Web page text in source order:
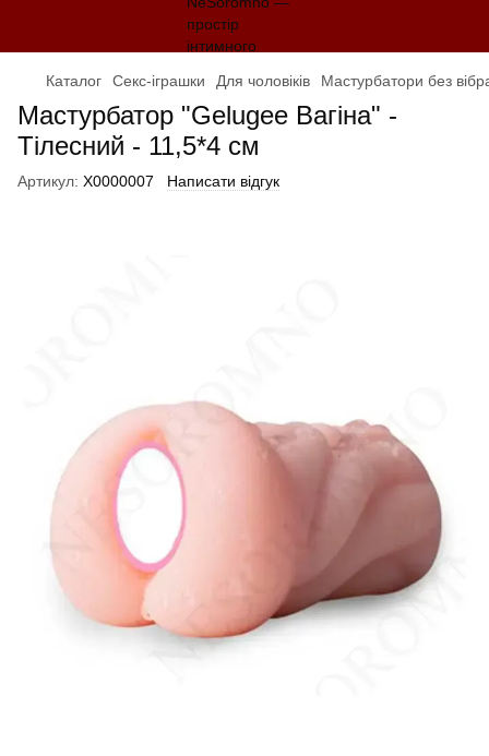
Каталог Секс-іграшки Для чоловіків Мастурбатори без
Мастурбатор "Gelugee Вагіна" -
Тілесний - 11,5*4 см
Артикул: X0000007 Написати відгук